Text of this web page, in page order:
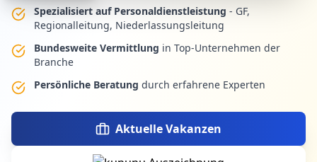
Spezialisiert auf Personaldienstleistung - GF,
Regionalleitung, Niederlassungsleitung
Bundesweite Vermittlung in Top-Unternehmen der
Branche
Persönliche Beratung durch erfahrene Experten
Aktuelle Vakanzen